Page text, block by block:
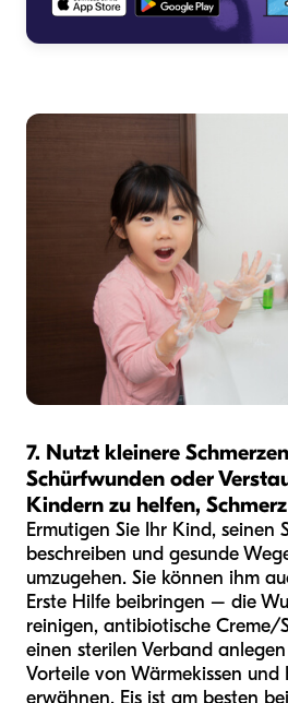
7. Nutzt kleinere
Schürfwunden oder
Kindern zu helfen,
Ermutigen Sie Ihr Kind, seinen
beschreiben und gesunde
umzugehen. Sie können ihm
Erste Hilfe beibringen – die
reinigen, antibiotische Creme/
einen sterilen Verband
Vorteile von Wärmekissen und